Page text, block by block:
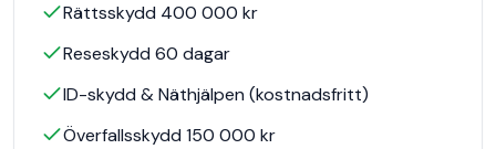
Rättsskydd 400 000 kr
Reseskydd 60 dagar
ID-skydd & Näthjälpen (kostnadsfritt)
Överfallsskydd 150 000 kr